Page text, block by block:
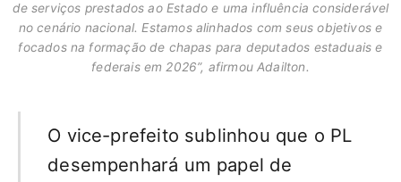
de serviços prestados ao Estado e uma influência considerável
no cenário nacional. Estamos alinhados com seus objetivos e
focados na formação de chapas para deputados estaduais e
federais em 2026”, afirmou Adailton.
O vice-prefeito sublinhou que o PL
desempenhará um papel de